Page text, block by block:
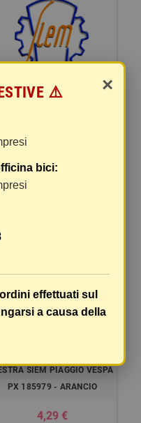
FANALE COMPLETO
47,84 €
SIEM PIAGGIO VESPA
PX 185979 - ARANCIO
4,29 €
×
⚠️
bici:
effettuati sul
a causa della